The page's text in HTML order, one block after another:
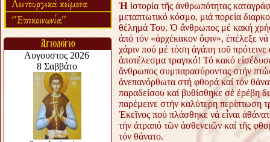
Ἡ ἱστορία τῆς ἀνθρωπότητας
μεταπτωτικό κόσμο, μιά πορεία
θέλημά Του. Ὁ ἄνθρωπος μέ κακή
ἀπό τόν «ἀρχέκακον ὄφιν», ἐπέλεξε
χάριν πού μέ τόση ἀγάπη τοῦ
ἀποτέλεσμα τραγικό! Τό κακό
ἄνθρωπος συμπαρασύροντας στήν
ἀνεπανόρθωτα στή φθορά καί τόν
παραδείσου καί βυθίσθηκε σέ ἐρέβη
παρέμεινε στήν καλύτερη περίπτωση
Ἐκεῖνος πού πλάσθηκε νά εἶναι
τήν ἀτραπό τῶν ἀσθενειῶν καί τῆς
τόν θάνατο.